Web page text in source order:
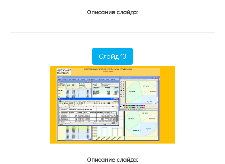
Описание слайда:
Слайд 13
Описание слайда: